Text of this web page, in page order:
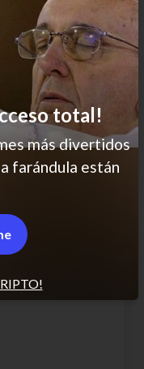
total!
más divertidos
farándula están